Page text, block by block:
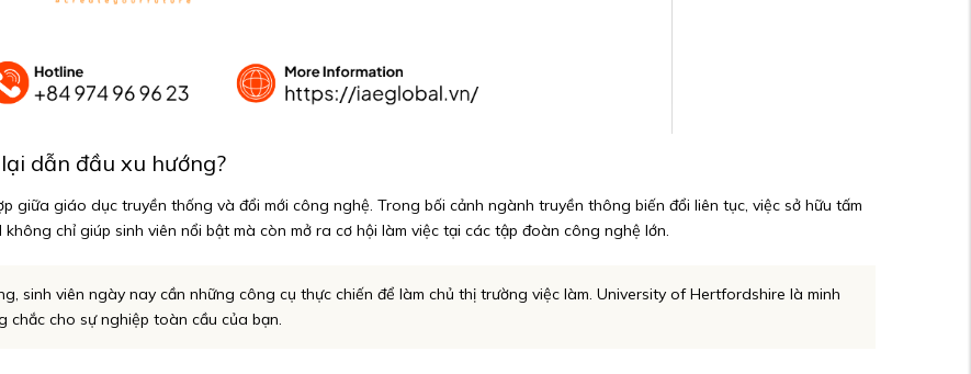
dẫn đầu xu hướng?
giữa giáo dục truyền thống và đổi mới công nghệ. Trong bối cảnh ngành truyền thông biến đổi liên tục, việc sở hữu tấm
chỉ giúp sinh viên nổi bật mà còn mở ra cơ hội làm việc tại các tập đoàn công nghệ lớn.
sinh viên ngày nay cần những công cụ thực chiến để làm chủ thị trường việc làm. University of Hertfordshire là minh
chắc cho sự nghiệp toàn cầu của bạn.